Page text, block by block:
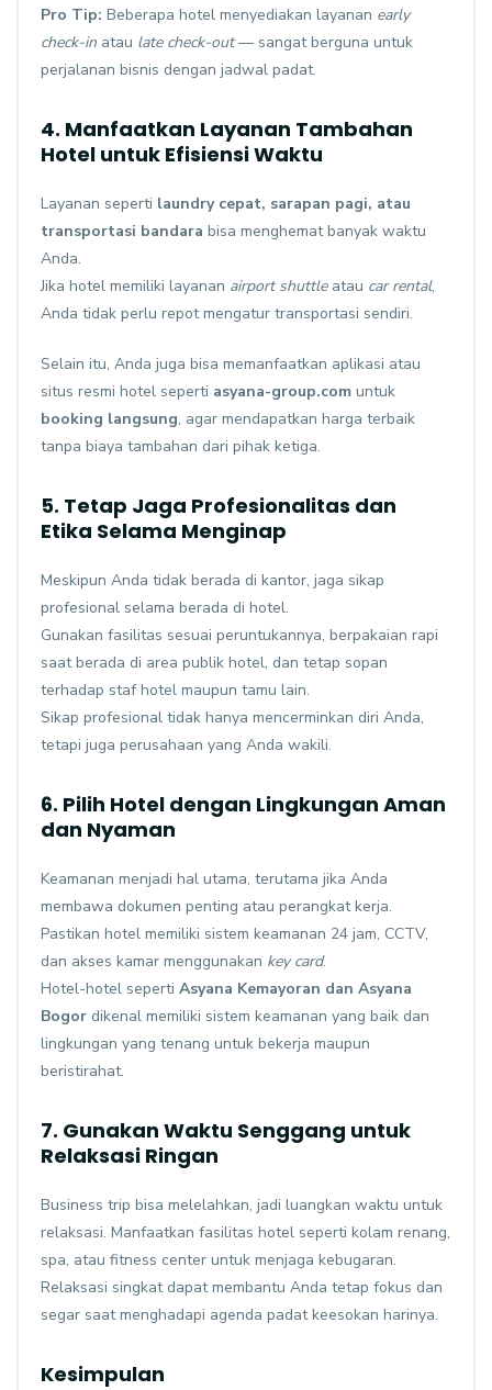
Pro Tip: Beberapa hotel menyediakan layanan early
check-in atau late check-out— sangat berguna untuk
perjalanan bisnis dengan jadwal padat.
4. Manfaatkan Layanan Tambahan
Hotel untuk Efisiensi Waktu
Layanan seperti laundry cepat, sarapan pagi, atau
transportasi bandara bisa menghemat banyak waktu
Anda.
Jika hotel memiliki layanan airport shuttleatau car rental,
Anda tidak perlu repot mengatur transportasi sendiri.
Selain itu, Anda juga bisa memanfaatkan aplikasi atau
situs resmi hotel seperti asyana-group.com untuk
booking langsung, agar mendapatkan harga terbaik
tanpa biaya tambahan dari pihak ketiga.
5. Tetap Jaga Profesionalitas dan
Etika Selama Menginap
Meskipun Anda tidak berada di kantor, jaga sikap
profesional selama berada di hotel.
Gunakan fasilitas sesuai peruntukannya, berpakaian rapi
saat berada di area publik hotel, dan tetap sopan
terhadap staf hotel maupun tamu lain.
Sikap profesional tidak hanya mencerminkan diri Anda,
tetapi juga perusahaan yang Anda wakili.
6. Pilih Hotel dengan Lingkungan Aman
dan Nyaman
Keamanan menjadi hal utama, terutama jika Anda
membawa dokumen penting atau perangkat kerja.
Pastikan hotel memiliki sistem keamanan 24 jam, CCTV,
dan akses kamar menggunakan key card.
Hotel-hotel seperti Asyana Kemayoran dan Asyana
Bogor dikenal memiliki sistem keamanan yang baik dan
lingkungan yang tenang untuk bekerja maupun
beristirahat.
7. Gunakan Waktu Senggang untuk
Relaksasi Ringan
Business trip bisa melelahkan, jadi luangkan waktu untuk
relaksasi. Manfaatkan fasilitas hotel seperti kolam renang,
spa, atau fitness center untuk menjaga kebugaran.
Relaksasi singkat dapat membantu Anda tetap fokus dan
segar saat menghadapi agenda padat keesokan harinya.
Kesimpulan